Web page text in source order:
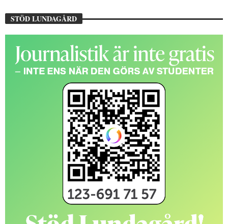
STÖD LUNDAGÅRD